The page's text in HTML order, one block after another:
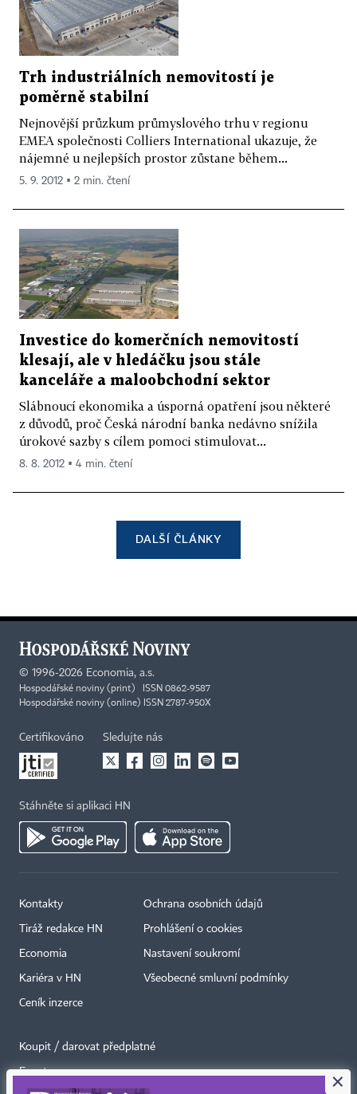
Trh industriálních nemovitostí je
poměrně stabilní
Nejnovější průzkum průmyslového trhu v regionu
EMEA společnosti Colliers International ukazuje, že
nájemné u nejlepších prostor zůstane během...
5. 9. 2012 ▪ 2 min. čtení
Investice do komerčních nemovitostí
klesají, ale v hledáčku jsou stále
kanceláře a maloobchodní sektor
Slábnoucí ekonomika a úsporná opatření jsou některé
z důvodů, proč Česká národní banka nedávno snížila
úrokové sazby s cílem pomoci stimulovat...
8. 8. 2012 ▪ 4 min. čtení
DALŠÍ ČLÁNKY
© 1996-2026 Economia, a.s.
Hospodářské noviny (print) ISSN 0862-9587
Hospodářské noviny (online) ISSN 2787-950X
Certifikováno Sledujte nás
Stáhněte si aplikaci HN
Kontakty
Tiráž redakce HN
Economia
Kariéra v HN
Ceník inzerce
Ochrana osobních údajů
Prohlášení o cookies
Nastavení soukromí
Všeobecné smluvní podmínky
Koupit / darovat předplatné
Eventy ×